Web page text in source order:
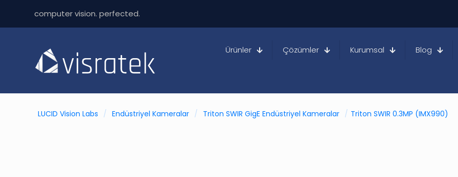
computer vision. perfected.
Ürünler Çözümler Kurumsal Blog
LUCID Vision Labs / Endüstriyel Kameralar / Triton SWIR GigE Endüstriyel Kameralar / Triton SWIR 0.3MP (IMX990)